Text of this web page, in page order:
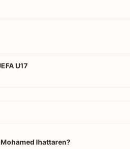
U17
Ihattaren?